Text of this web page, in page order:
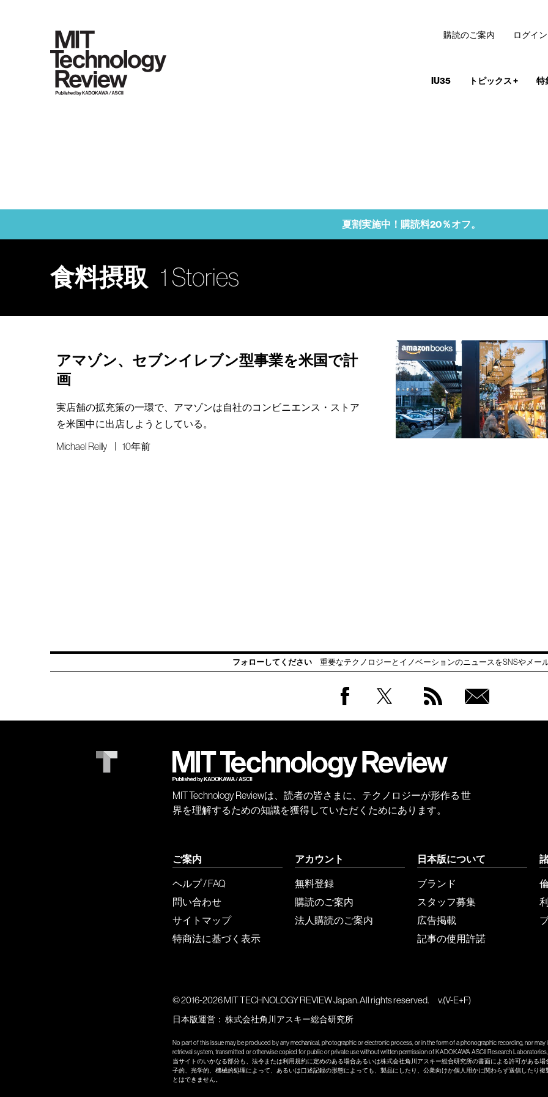
IU35 トピックス+ 特
購読のご案内 ログイン
夏割実施中！購読料20％オフ。
食料摂取 1 Stories
アマゾン、セブンイレブン型事業を米国で計
画
実店舗の拡充策の一環で、アマゾンは自社のコンビニエンス・ストア
を米国中に出店しようとしている。
Michael Reilly 10年前
フォローしてください 重要なテクノロジーとイノベーションのニュースをSNSやメー
会員
MIT Technology Reviewは、読者の皆さまに、テクノロジーが形作る 世
界を理解するための知識を獲得していただくためにあります。
ご案内
ヘルプ / FAQ
問い合わせ
サイトマップ
特商法に基づく表示
アカウント
無料登録
購読のご案内
法人購読のご案内
日本版について
ブランド
スタッフ募集
広告掲載
記事の使用許諾
© 2016-2026 MIT TECHNOLOGY REVIEW Japan. All rights reserved. v.(V-E+F)
日本版運営： 株式会社角川アスキー総合研究所
No part of this issue may be produced by any mechanical, photographic or electronic process, or in the form of a phonographic recording, nor may
retrieval system, transmitted or otherwise copied for public or private use without written permission of KADOKAWA ASCII Research Laboratories,
当サイトのいかなる部分も、法令または利用規約に定めのある場合あるいは株式会社角川アスキー総合研究所の書面による許可がある場
子的、光学的、機械的処理によって、あるいは口述記録の形態によっても、製品にしたり、公衆向けか個人用かに関わらず送信したり複
とはできません。